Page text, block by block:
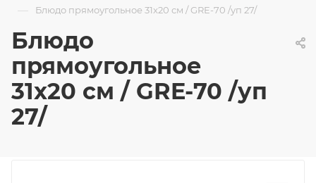
— Блюдо прямоугольное 31x20 см / GRE-70 /уп 27/
Блюдо
прямоугольное
31x20 см / GRE-70 /уп
27/